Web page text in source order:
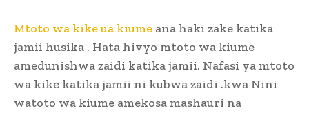
Mtoto wa kike ua kiume ana haki zake katika
jamii husika . Hata hivyo mtoto wa kiume
amedunishwa zaidi katika jamii. Nafasi ya mtoto
wa kike katika jamii ni kubwa zaidi .kwa Nini
watoto wa kiume amekosa mashauri na